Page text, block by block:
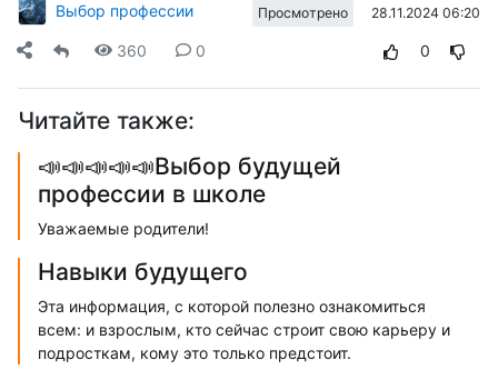
Выбор профессии Просмотрено 28.11.2024 06:20
360 0 0
Читайте также:
📣📣📣📣📣Выбор будущей
профессии в школе
Уважаемые родители!
Навыки будущего
Эта информация, с которой полезно ознакомиться
всем: и взрослым, кто сейчас строит свою карьеру и
подросткам, кому это только предстоит.